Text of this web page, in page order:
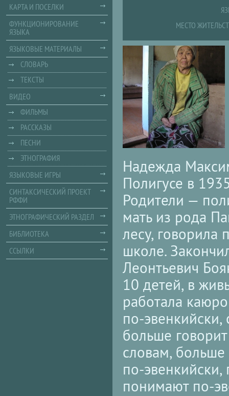
МЕСТО
Надежда
Полигусе в
Родители —
мать из рода
лесу, говорила
школе.
Леонтьевич
10 детей, в
работала
по-эвенкийски,
больше
словам, больше
по-
понимают по-
КАРТА И ПОСЕЛКИ
ФУНКЦИОНИРОВАНИЕ
ЯЗЫКА
ЯЗЫКОВЫЕ МАТЕРИАЛЫ
СЛОВАРЬ
ТЕКСТЫ
ВИДЕО
ФИЛЬМЫ
РАССКАЗЫ
ПЕСНИ
ЭТНОГРАФИЯ
ЯЗЫКОВЫЕ ИГРЫ
СИНТАКСИЧЕСКИЙ ПРОЕКТ
РФФИ
ЭТНОГРАФИЧЕСКИЙ РАЗДЕЛ
БИБЛИОТЕКА
ССЫЛКИ